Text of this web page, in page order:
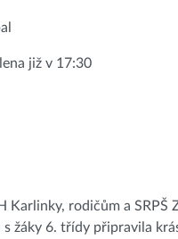
již v 17:30
Karlinky, rodičům a
žáky 6. třídy připravila